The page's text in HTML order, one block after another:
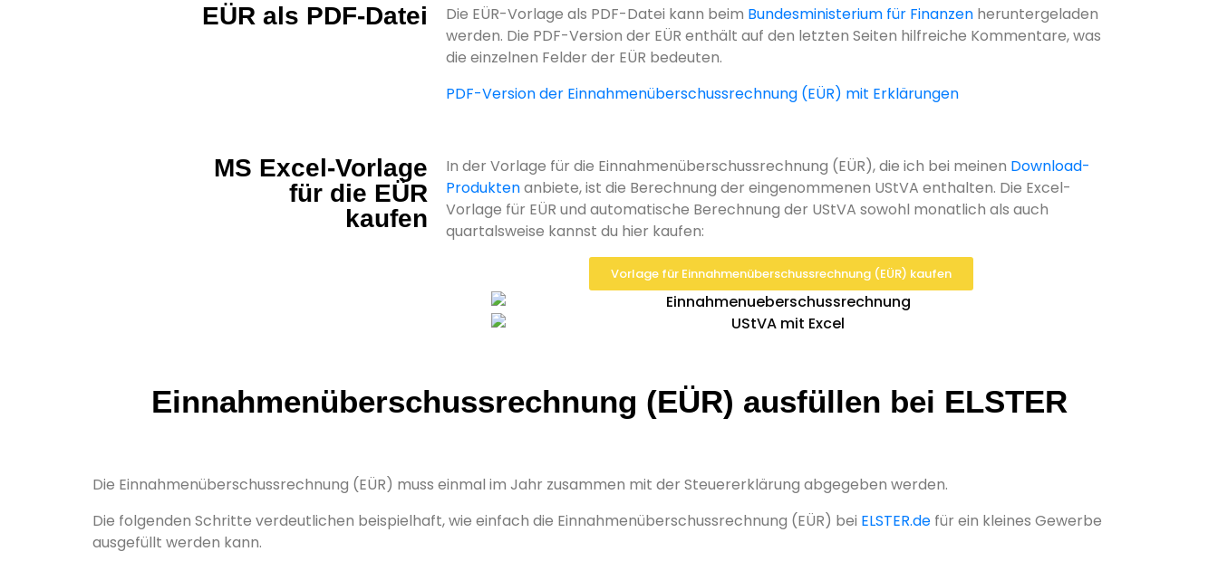
EÜR als PDF-Datei Die EÜR-Vorlage als PDF-Datei kann beim Bundesministerium für Finanzenheruntergeladen
werden. Die PDF-Version der EÜR enthält auf den letzten Seiten hilfreiche Kommentare, was
die einzelnen Felder der EÜR bedeuten.
PDF-Version der Einnahmenüberschussrechnung (EÜR) mit Erklärungen
MS Excel-Vorlage
für die EÜR
kaufen
In der Vorlage für die Einnahmenüberschussrechnung (EÜR), die ich bei meinen Download-
Produktenanbiete, ist die Berechnung der eingenommenen UStVA enthalten. Die Excel-
Vorlage für EÜR und automatische Berechnung der UStVA sowohl monatlich als auch
quartalsweise kannst du hier kaufen:
Vorlage für Einnahmenüberschussrechnung (EÜR) kaufen
Einnahmenüberschussrechnung (EÜR) ausfüllen bei ELSTER
Die Einnahmenüberschussrechnung (EÜR) muss einmal im Jahr zusammen mit der Steuererklärung abgegeben werden.
Die folgenden Schritte verdeutlichen beispielhaft, wie einfach die Einnahmenüberschussrechnung (EÜR) bei ELSTER.de für ein kleines Gewerbe
ausgefüllt werden kann.